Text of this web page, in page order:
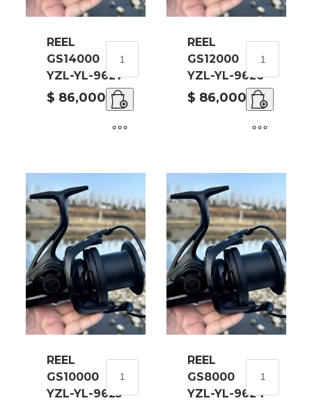
REEL
GS14000
YZL-YL-9627
$ 86,000.00
GS14000
YZL-
YL-
9627
cantidad
REEL
GS12000
YZL-YL-9626
$ 86,000.00
GS12000
YZL-
YL-
9626
cantidad
REEL
GS10000
YZL-YL-9625
GS10000
YZL-
REEL
GS8000
YZL-YL-9624
GS8000
YZL-